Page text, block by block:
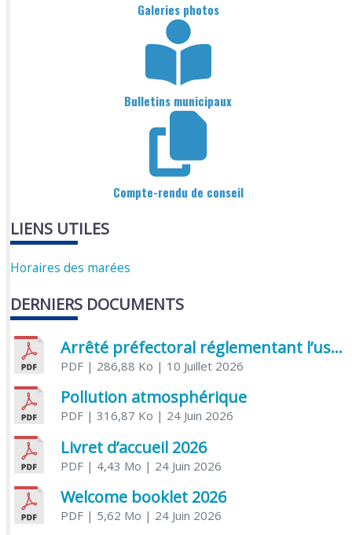
Galeries photos
Bulletins municipaux
Compte-rendu de conseil
LIENS UTILES
Horaires des marées
DERNIERS DOCUMENTS
Arrêté préfectoral réglementant l’usage de l’eau
PDF| 286,88 Ko | 10 Juillet 2026
Pollution atmosphérique
PDF| 316,87 Ko | 24 Juin 2026
Livret d’accueil 2026
PDF| 4,43 Mo | 24 Juin 2026
Welcome booklet 2026
PDF| 5,62 Mo | 24 Juin 2026